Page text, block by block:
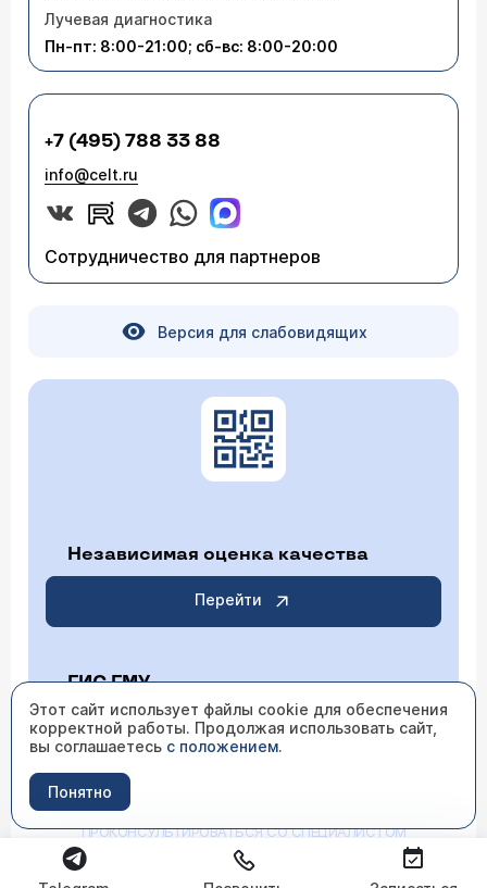
Лучевая диагностика
Пн-пт: 8:00-21:00; сб-вс: 8:00-20:00
+7 (495) 788 33 88
info@celt.ru
Сотрудничество для партнеров
Версия для слабовидящих
Независимая оценка качества
Перейти
ГИС ГМУ
Перейти
ИМЕЮТСЯ ПРОТИВОПОКАЗАНИЯ НЕОБХОДИМО
ПРОКОНСУЛЬТИРОВАТЬСЯ СО СПЕЦИАЛИСТОМ
Этот сайт использует файлы cookie для обеспечения
корректной работы. Продолжая использовать сайт,
вы соглашаетесь с положением.
Понятно